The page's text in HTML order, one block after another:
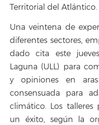
Territorial del Atlántico.
Una veintena de
diferentes sectores,
dado cita este
Laguna (ULL) para
y opiniones en
consensuada para
climático. Los
un éxito, según la